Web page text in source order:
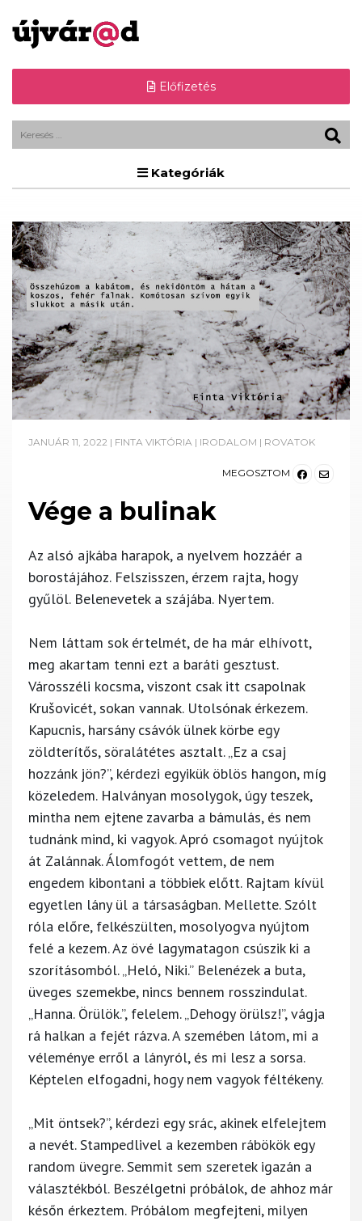
Előfizetés
Kategóriák
JANUÁR 11, 2022 | FINTA VIKTÓRIA | IRODALOM | ROVATOK
MEGOSZTOM
Vége a bulinak
Az alsó ajkába harapok, a nyelvem hozzáér a
borostájához. Felszisszen, érzem rajta, hogy
gyűlöl. Belenevetek a szájába. Nyertem.
Nem láttam sok értelmét, de ha már elhívott,
meg akartam tenni ezt a baráti gesztust.
Városszéli kocsma, viszont csak itt csapolnak
Krušovicét, sokan vannak. Utolsónak érkezem.
Kapucnis, harsány csávók ülnek körbe egy
zöldterítős, söralátétes asztalt. „Ez a csaj
hozzánk jön?”, kérdezi egyikük öblös hangon, míg
közeledem. Halványan mosolygok, úgy teszek,
mintha nem ejtene zavarba a bámulás, és nem
tudnánk mind, ki vagyok. Apró csomagot nyújtok
át Zalánnak. Álomfogót vettem, de nem
engedem kibontani a többiek előtt. Rajtam kívül
egyetlen lány ül a társaságban. Mellette. Szólt
róla előre, felkészülten, mosolyogva nyújtom
felé a kezem. Az övé lagymatagon csúszik ki a
szorításomból. „Heló, Niki.” Belenézek a buta,
üveges szemekbe, nincs bennem rosszindulat.
„Hanna. Örülök.”, felelem. „Dehogy örülsz!”, vágja
rá halkan a fejét rázva. A szemében látom, mi a
véleménye erről a lányról, és mi lesz a sorsa.
Képtelen elfogadni, hogy nem vagyok féltékeny.
„Mit öntsek?”, kérdezi egy srác, akinek elfelejtem
a nevét. Stampedlivel a kezemben rábökök egy
random üvegre. Semmit sem szeretek igazán a
választékból. Beszélgetni próbálok, de ahhoz már
későn érkeztem. Próbálom megfejteni, milyen